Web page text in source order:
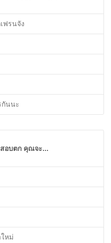
ฟรนจัง
กันนะ
อบตก คุณจะ...
หม่